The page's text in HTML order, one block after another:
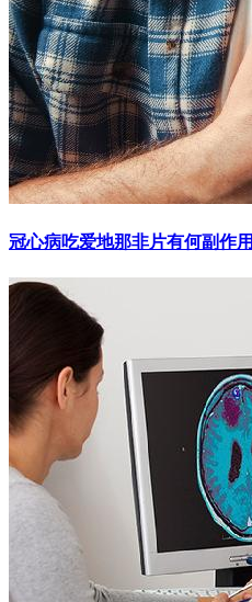
冠心病吃爱地那非片有何副作用